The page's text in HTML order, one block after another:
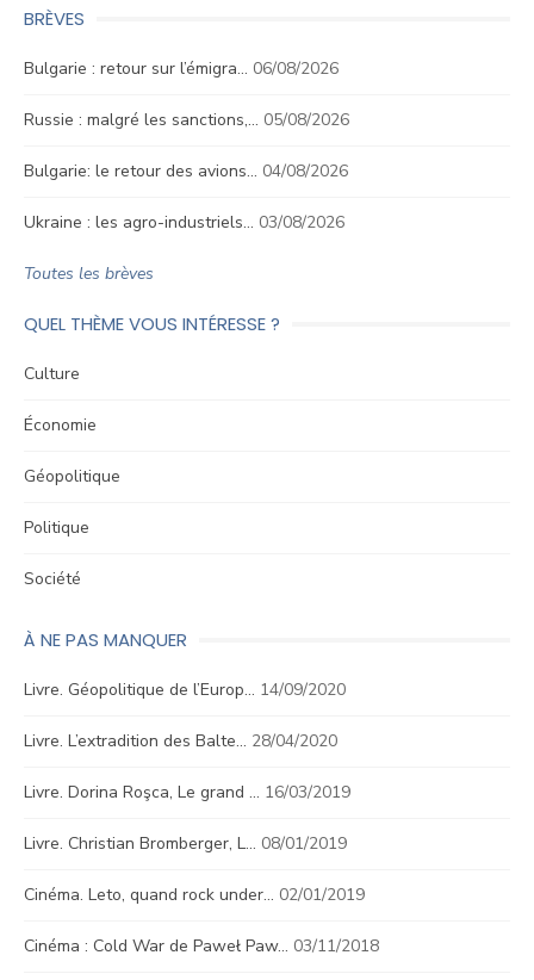
BRÈVES
Bulgarie : retour sur l’émigra… 06/08/2026
Russie : malgré les sanctions,… 05/08/2026
Bulgarie: le retour des avions… 04/08/2026
Ukraine : les agro-industriels… 03/08/2026
Toutes les brèves
QUEL THÈME VOUS INTÉRESSE ?
Culture
Économie
Géopolitique
Politique
Société
À NE PAS MANQUER
Livre. Géopolitique de l’Europ… 14/09/2020
Livre. L’extradition des Balte… 28/04/2020
Livre. Dorina Roşca, Le grand … 16/03/2019
Livre. Christian Bromberger, L… 08/01/2019
Cinéma. Leto, quand rock under… 02/01/2019
Cinéma : Cold War de Paweł Paw… 03/11/2018